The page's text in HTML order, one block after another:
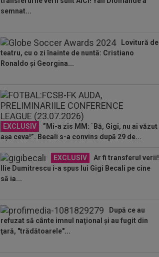
00:34
EXCLUSIV
2 la 1: au dat
verdictul la cea mai controversată fază
serii după ce Marius Șumudică a început
negocierile cu CFR...
00:14
OFICIAL
Dezastru: după
semnat...
Lovitură de
teatru, cu o zi înainte de nuntă: Cristiano
Ronaldo și Georgina...
EXCLUSIV
”Mi-a zis MM: `Bă, Gigi, nu ai văzut
așa ceva!”. Becali s-a convins după 29 de...
EXCLUSIV
Ar fi transferul verii!
Ilie Dumitrescu i-a spus lui Gigi Becali pe cine
să ia...
După ce au
refuzat să cânte imnul naţional şi au fugit din
ţară, "trădătoarele"...